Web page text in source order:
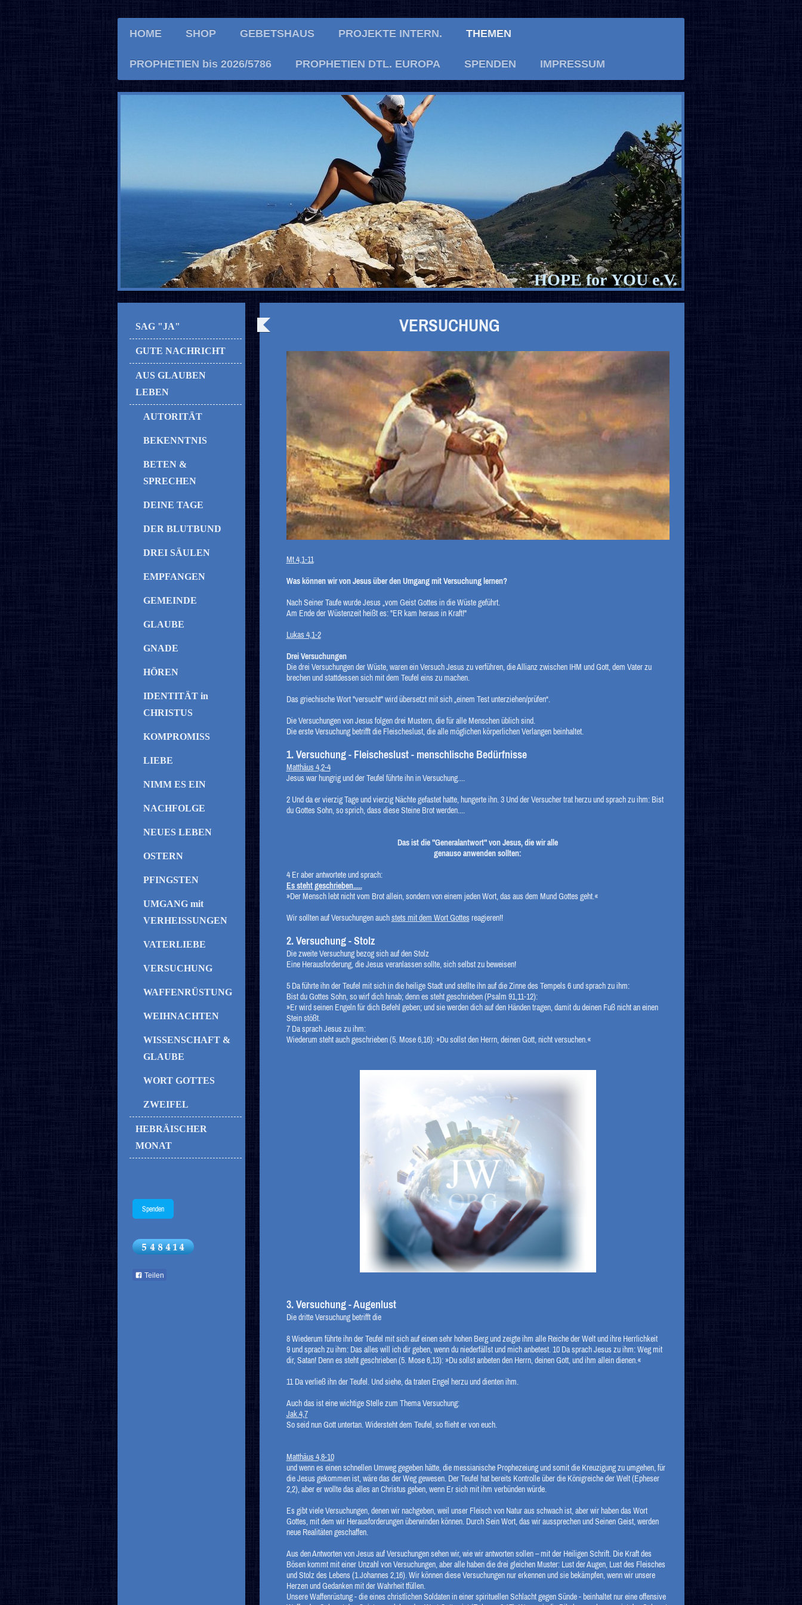
HOME SHOP GEBETSHAUS PROJEKTE INTERN. THEMEN
PROPHETIEN bis 2026/5786 PROPHETIEN DTL. EUROPA SPENDEN IMPRESSUM
HOPE for YOU e.V.
VERSUCHUNG
Mt.4,1-11
Was können wir von Jesus über den Umgang mit Versuchung lernen?
Nach Seiner Taufe wurde Jesus „vom Geist Gottes in die Wüste geführt.
Am Ende der Wüstenzeit heißt es: "ER kam heraus in Kraft!"
Lukas 4,1-2
Drei Versuchungen
Die drei Versuchungen der Wüste, waren ein Versuch Jesus zu verführen, die Allianz zwischen IHM und Gott, dem Vater zu
brechen und stattdessen sich mit dem Teufel eins zu machen.
Das griechische Wort "versucht" wird übersetzt mit sich „einem Test unterziehen/prüfen“.
Die Versuchungen von Jesus folgen drei Mustern, die für alle Menschen üblich sind.
Die erste Versuchung betrifft die Fleischeslust, die alle möglichen körperlichen Verlangen beinhaltet.
1. Versuchung - Fleischeslust - menschlische Bedürfnisse
Matthäus 4,2-4
Jesus war hungrig und der Teufel führte ihn in Versuchung....
2 Und da er vierzig Tage und vierzig Nächte gefastet hatte, hungerte ihn. 3 Und der Versucher trat herzu und sprach zu ihm: Bist
du Gottes Sohn, so sprich, dass diese Steine Brot werden....
Das ist die "Generalantwort" von Jesus, die wir alle
genauso anwenden sollten:
4 Er aber antwortete und sprach:
Es steht geschrieben.....
»Der Mensch lebt nicht vom Brot allein, sondern von einem jeden Wort, das aus dem Mund Gottes geht.«
Wir sollten auf Versuchungen auchstets mit dem Wort Gottes reagieren!!
2. Versuchung - Stolz
Die zweite Versuchung bezog sich auf den Stolz
Eine Herausforderung, die Jesus veranlassen sollte, sich selbst zu beweisen!
5 Da führte ihn der Teufel mit sich in die heilige Stadt und stellte ihn auf die Zinne des Tempels 6 und sprach zu ihm:
Bist du Gottes Sohn, so wirf dich hinab; denn es steht geschrieben (Psalm 91,11-12):
»Er wird seinen Engeln für dich Befehl geben; und sie werden dich auf den Händen tragen, damit du deinen Fuß nicht an einen
Stein stößt.
7 Da sprach Jesus zu ihm:
Wiederum steht auch geschrieben (5. Mose 6,16): »Du sollst den Herrn, deinen Gott, nicht versuchen.«
3. Versuchung - Augenlust
Die dritte Versuchung betrifft die
8 Wiederum führte ihn der Teufel mit sich auf einen sehr hohen Berg und zeigte ihm alle Reiche der Welt und ihre Herrlichkeit
9 und sprach zu ihm: Das alles will ich dir geben, wenn du niederfällst und mich anbetest. 10 Da sprach Jesus zu ihm: Weg mit
dir, Satan! Denn es steht geschrieben (5. Mose 6,13): »Du sollst anbeten den Herrn, deinen Gott, und ihm allein dienen.«
11 Da verließ ihn der Teufel. Und siehe, da traten Engel herzu und dienten ihm.
Auch das ist eine wichtige Stelle zum Thema Versuchung:
Jak.4,7
So seid nun Gott untertan. Widersteht dem Teufel, so flieht er von euch.
Matthäus 4,8-10
und wenn es einen schnellen Umweg gegeben hätte, die messianische Prophezeiung und somit die Kreuzigung zu umgehen, für
die Jesus gekommen ist, wäre das der Weg gewesen. Der Teufel hat bereits Kontrolle über die Königreiche der Welt (Epheser
2,2), aber er wollte das alles an Christus geben, wenn Er sich mit ihm verbünden würde.
Es gibt viele Versuchungen, denen wir nachgeben, weil unser Fleisch von Natur aus schwach ist, aber wir haben das Wort
Gottes, mit dem wir Herausforderungen überwinden können. Durch Sein Wort, das wir aussprechen und Seinen Geist, werden
neue Realitäten geschaffen.
Aus den Antworten von Jesus auf Versuchungen sehen wir, wie wir antworten sollen – mit der Heiligen Schrift. Die Kraft des
Bösen kommt mit einer Unzahl von Versuchungen, aber alle haben die drei gleichen Muster: Lust der Augen, Lust des Fleisches
und Stolz des Lebens (1.Johannes 2,16). Wir können diese Versuchungen nur erkennen und sie bekämpfen, wenn wir unsere
Herzen und Gedanken mit der Wahrheit tfüllen.
Unsere Waffenrüstung - die eines christlichen Soldaten in einer spirituellen Schlacht gegen Sünde - beinhaltet nur eine offensive
SAG "JA"
GUTE NACHRICHT
AUS GLAUBEN
LEBEN
AUTORITÄT
BEKENNTNIS
BETEN &
SPRECHEN
DEINE TAGE
DER BLUTBUND
DREI SÄULEN
EMPFANGEN
GEMEINDE
GLAUBE
GNADE
HÖREN
IDENTITÄT in
CHRISTUS
KOMPROMISS
LIEBE
NIMM ES EIN
NACHFOLGE
NEUES LEBEN
OSTERN
PFINGSTEN
UMGANG mit
VERHEISSUNGEN
VATERLIEBE
VERSUCHUNG
WAFFENRÜSTUNG
WEIHNACHTEN
WISSENSCHAFT &
GLAUBE
WORT GOTTES
ZWEIFEL
HEBRÄISCHER
MONAT
Spenden
Teilen